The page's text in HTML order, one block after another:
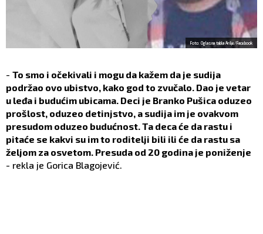
Foto: Oglasna tabla Arilje/Facebook
- To smo i očekivali i mogu da kažem da je sudija
podržao ovo ubistvo, kako god to zvučalo. Dao je vetar
u leđa i budućim ubicama. Deci je Branko Pušica oduzeo
prošlost, oduzeo detinjstvo, a sudija im je ovakvom
presudom oduzeo budućnost. Ta deca će da rastu i
pitaće se kakvi su im to roditelji bili ili će da rastu sa
željom za osvetom. Presuda od 20 godina je poniženje
- rekla je Gorica Blagojević.